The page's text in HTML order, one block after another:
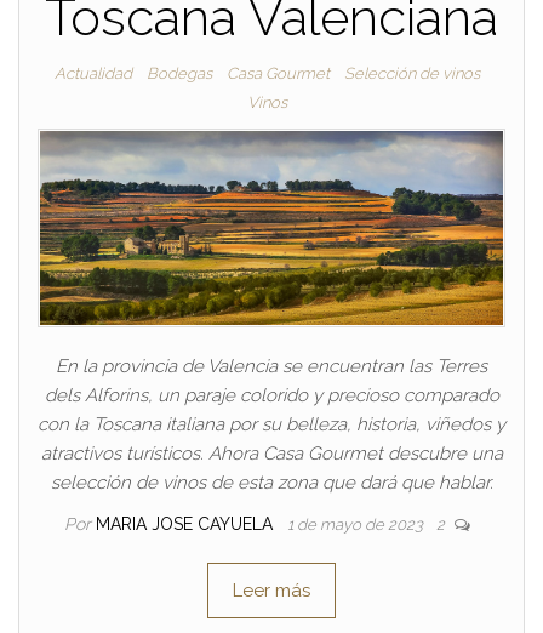
Toscana Valenciana
Actualidad Bodegas Casa Gourmet
Selección de vinos
Vinos
En la provincia de Valencia se encuentran las Terres
dels Alforins, un paraje colorido y precioso comparado
con la Toscana italiana por su belleza, historia, viñedos y
atractivos turísticos. Ahora Casa Gourmet descubre una
selección de vinos de esta zona que dará que hablar.
Por MARIA JOSE CAYUELA 1 de mayo de 2023 2
Leer más